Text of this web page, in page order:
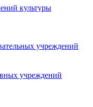
культуры
учреждений
учреждений